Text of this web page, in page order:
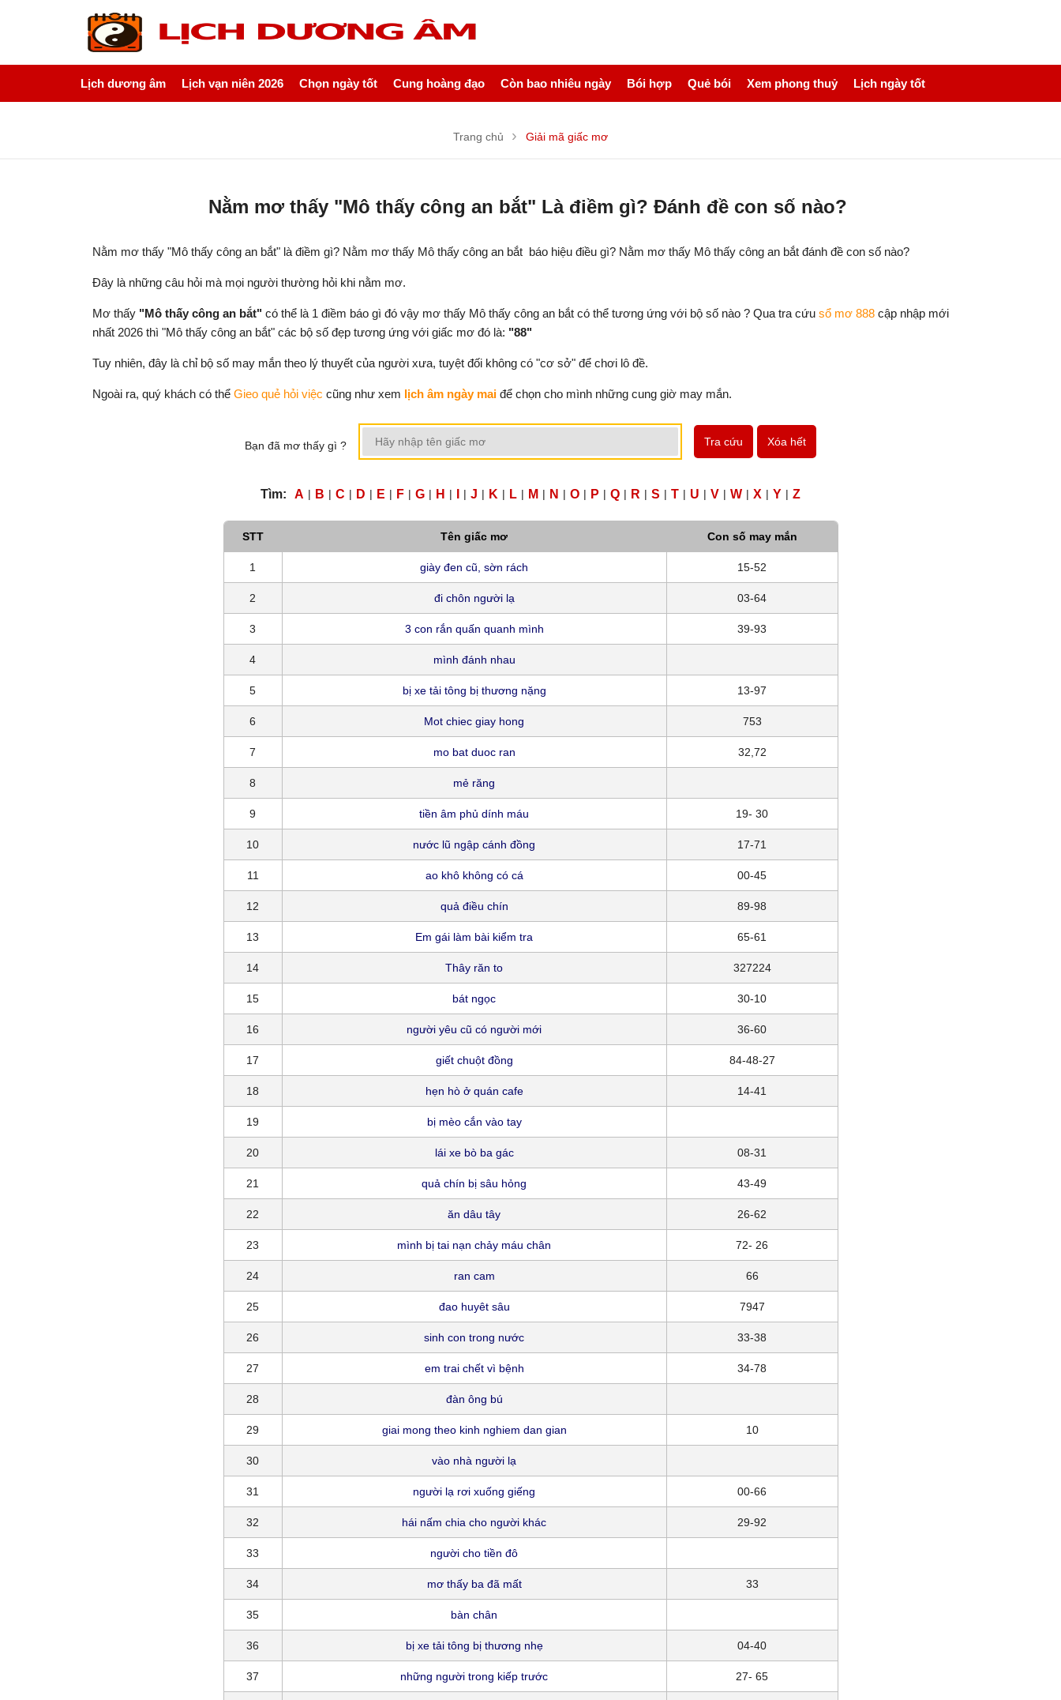
Lịch dương âm Lịch vạn niên 2026 Chọn ngày tốt Cung hoàng đạo Còn bao nhiêu ngày Bói hợp Quẻ bói Xem phong thuỷ Lịch ngày tốt
Trang chủ Giải mã giấc mơ
Nằm mơ thấy "Mô thấy công an bắt" Là điềm gì? Đánh đề con số nào?
Nằm mơ thấy "Mô thấy công an bắt" là điềm gì? Nằm mơ thấy Mô thấy công an bắt báo hiệu điều gì? Nằm mơ thấy Mô thấy công an bắt đánh đề con số nào?
Đây là những câu hỏi mà mọi người thường hỏi khi nằm mơ.
Mơ thấy "Mô thấy công an bắt" có thể là 1 điềm báo gì đó vậy mơ thấy Mô thấy công an bắt có thể tương ứng với bộ số nào ? Qua tra cứu sổ mơ 888 cập nhập mới
nhất 2026 thì "Mô thấy công an bắt" các bộ số đẹp tương ứng với giấc mơ đó là: "88"
Tuy nhiên, đây là chỉ bộ số may mắn theo lý thuyết của người xưa, tuyệt đối không có "cơ sở" để chơi lô đề.
Ngoài ra, quý khách có thể Gieo quẻ hỏi việc cũng như xem lịch âm ngày mai để chọn cho mình những cung giờ may mắn.
Bạn đã mơ thấy gì ? Tra cứu Xóa hết
Tìm: A | B | C | D | E | F | G | H | | J | K | L | M | N | O | P | Q | R | S | T | U | V | W | X | Y | Z
STT Tên giấc mơ Con số may mắn
1 giày đen cũ, sờn rách 15-52
2 đi chôn người lạ 03-64
3 3 con rắn quấn quanh mình 39-93
4 mình đánh nhau
5 bị xe tải tông bị thương nặng 13-97
6 Mot chiec giay hong 753
7 mo bat duoc ran 32,72
8 mẻ răng
9 tiền âm phủ dính máu 19- 30
10 nước lũ ngập cánh đồng 17-71
11 ao khô không có cá 00-45
12 quả điều chín 89-98
13 Em gái làm bài kiểm tra 65-61
14 Thây răn to 327224
15 bát ngọc 30-10
16 người yêu cũ có người mới 36-60
17 giết chuột đồng 84-48-27
18 hẹn hò ở quán cafe 14-41
19 bị mèo cắn vào tay
20 lái xe bò ba gác 08-31
21 quả chín bị sâu hỏng 43-49
22 ăn dâu tây 26-62
23 mình bị tai nạn chảy máu chân 72- 26
24 ran cam 66
25 đao huyêt sâu 7947
26 sinh con trong nước 33-38
27 em trai chết vì bệnh 34-78
28 đàn ông bú
29 giai mong theo kinh nghiem dan gian 10
30 vào nhà người lạ
31 người lạ rơi xuống giếng 00-66
32 hái nấm chia cho người khác 29-92
33 người cho tiền đô
34 mơ thấy ba đã mất 33
35 bàn chân
36 bị xe tải tông bị thương nhẹ 04-40
37 những người trong kiếp trước 27- 65